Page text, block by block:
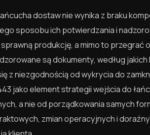
dostaw nie wynika z braku
sposobu ich potwierdzania i
produkcję, a mimo to przegrać
są dokumenty, według
z niezgodnością od wykrycia do
jako element strategii wejścia do
a nie od porządkowania samych
zmian operacyjnych i